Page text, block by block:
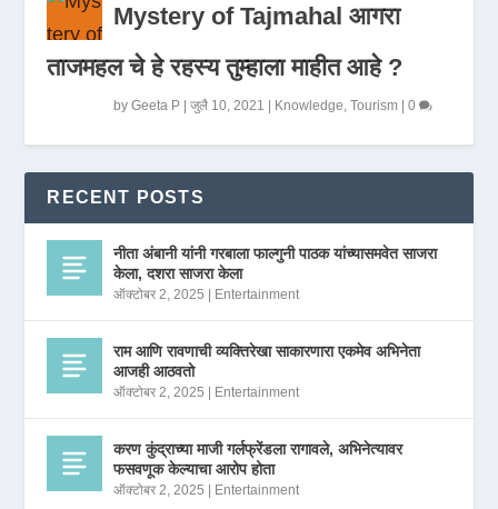
Mystery of Tajmahal आगरा
ताजमहल चे हे रहस्य तुम्हाला माहीत आहे ?
byGeeta P |जुलै 10, 2021 | Knowledge ,Tourism |0
RECENT POSTS
नीता अंबानी यांनी गरबाला फाल्गुनी पाठक यांच्यासमवेत साजरा
केला, दशरा साजरा केला
ऑक्टोबर 2, 2025 | Entertainment
राम आणि रावणाची व्यक्तिरेखा साकारणारा एकमेव अभिनेता
आजही आठवतो
ऑक्टोबर 2, 2025 | Entertainment
करण कुंद्राच्या माजी गर्लफ्रेंडला रागावले, अभिनेत्यावर
फसवणूक केल्याचा आरोप होता
ऑक्टोबर 2, 2025 | Entertainment